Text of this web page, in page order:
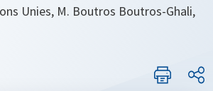
Unies, M. Boutros Boutros-Ghali,